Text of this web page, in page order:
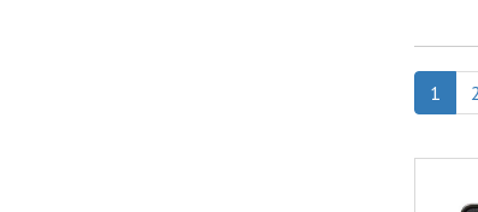
1 2